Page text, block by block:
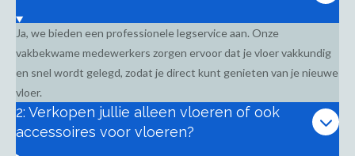
Ja, we bieden een professionele legservice aan. Onze
vakbekwame medewerkers zorgen ervoor dat je vloer vakkundig
en snel wordt gelegd, zodat je direct kunt genieten van je nieuwe
vloer.
2: Verkopen jullie alleen vloeren of ook
accessoires voor vloeren?